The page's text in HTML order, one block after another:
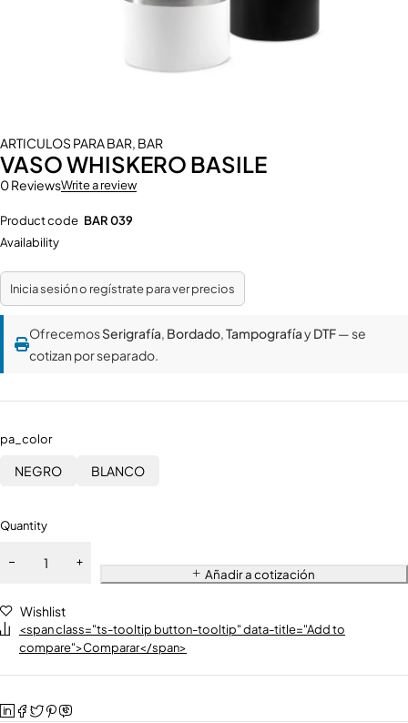
ARTICULOS PARA BAR, BAR
VASO WHISKERO BASILE
0 ReviewsWrite a review
Product code BAR 039
Availability
Inicia sesión o regístrate para ver precios
OfrecemosSerigrafía, Bordado,TampografíayDTF— se
cotizan por separado.
pa_color
NEGRO BLANCO
Quantity
Añadir a cotización
Wishlist
<span class="ts-tooltip button-tooltip" data-title="Add to
compare">Comparar</span>